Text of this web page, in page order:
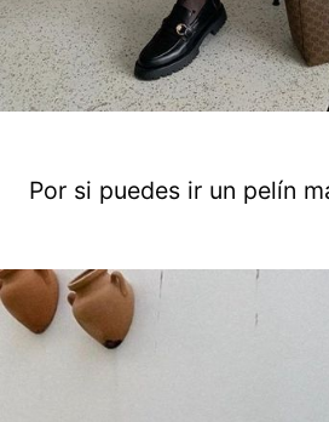
Por si puedes ir un pelín